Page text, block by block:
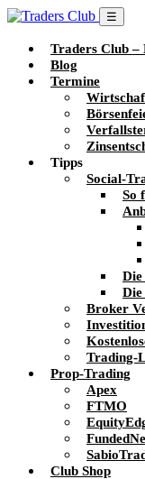
☰
Traders Club –
Blog
Termine
Tipps
Social-
So
Die
Die
Broker
Trading-
Prop-Trading
Apex
FTMO
Club Shop